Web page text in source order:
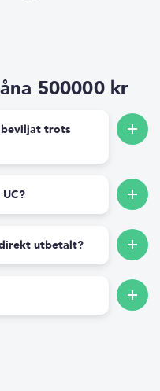
500000 kr
beviljat trots
utbetalt?